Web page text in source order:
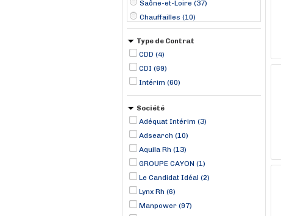
Saône-et-Loire (37)
Chauffailles (10)
Dijon (10)
Bourg-en-Bresse (9)
Mâcon (6)
Dole (4)
Genay (4)
Type de Contrat
CDD (4)
CDI (69)
Intérim (60)
Société
Adéquat Intérim (3)
Adsearch (10)
Aquila Rh (13)
GROUPE CAYON (1)
Le Candidat Idéal (2)
Lynx Rh (6)
Manpower (97)